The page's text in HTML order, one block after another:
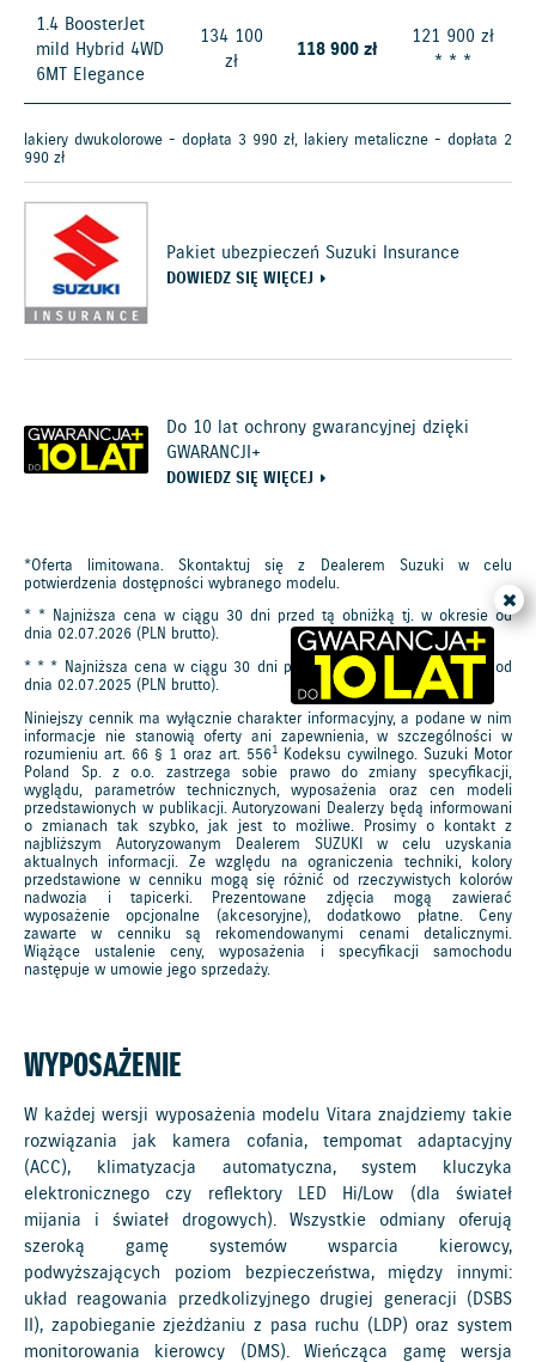
1.4 BoosterJet
mild Hybrid 4WD
6MT Elegance
134 100
zł
118 900 zł
121 900 zł
* * *
lakiery dwukolorowe - dopłata 3 990 zł, lakiery metaliczne - dopłata 2
990 zł
Pakiet ubezpieczeń Suzuki Insurance
DOWIEDZ SIĘ WIĘCEJ
Do 10 lat ochrony gwarancyjnej dzięki
GWARANCJI+
DOWIEDZ SIĘ WIĘCEJ
*Oferta limitowana. Skontaktuj się z Dealerem Suzuki w celu
potwierdzenia dostępności wybranego modelu.
* * Najniższa cena w ciągu 30 dni przed tą obniżką tj. w okresie od
dnia 02.07.2026 (PLN brutto).
* * * Najniższa cena w ciągu 30 dni przed tą obniżką tj. w okresie od
dnia 02.07.2025 (PLN brutto).
Niniejszy cennik ma wyłącznie charakter informacyjny, a podane w nim
informacje nie stanowią oferty ani zapewnienia, w szczególności w
rozumieniu art. 66 § 1 oraz art. 5561Kodeksu cywilnego. Suzuki Motor
Poland Sp. z o.o. zastrzega sobie prawo do zmiany specyfikacji,
wyglądu, parametrów technicznych, wyposażenia oraz cen modeli
przedstawionych w publikacji. Autoryzowani Dealerzy będą informowani
o zmianach tak szybko, jak jest to możliwe. Prosimy o kontakt z
najbliższym Autoryzowanym Dealerem SUZUKI w celu uzyskania
aktualnych informacji. Ze względu na ograniczenia techniki, kolory
przedstawione w cenniku mogą się różnić od rzeczywistych kolorów
nadwozia i tapicerki. Prezentowane zdjęcia mogą zawierać
wyposażenie opcjonalne (akcesoryjne), dodatkowo płatne. Ceny
zawarte w cenniku są rekomendowanymi cenami detalicznymi.
Wiążące ustalenie ceny, wyposażenia i specyfikacji samochodu
następuje w umowie jego sprzedaży.
WYPOSAŻENIE
W każdej wersji wyposażenia modelu Vitara znajdziemy takie
rozwiązania jak kamera cofania, tempomat adaptacyjny
(ACC), klimatyzacja automatyczna, system kluczyka
elektronicznego czy reflektory LED Hi/Low (dla świateł
mijania i świateł drogowych). Wszystkie odmiany oferują
szeroką gamę systemów wsparcia kierowcy,
podwyższających poziom bezpieczeństwa, między innymi:
układ reagowania przedkolizyjnego drugiej generacji (DSBS
II), zapobieganie zjeżdżaniu z pasa ruchu (LDP) oraz system
monitorowania kierowcy (DMS). Wieńcząca gamę wersja